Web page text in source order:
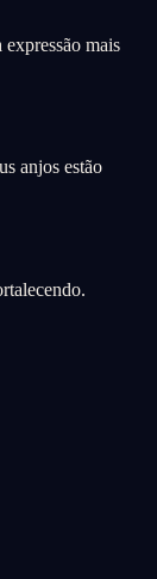
mais
anjos estão